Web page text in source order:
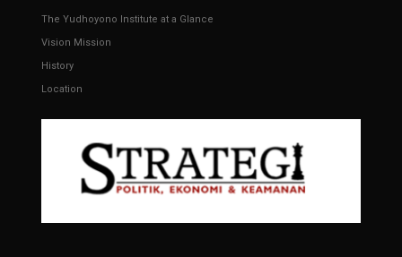
The Yudhoyono Institute at a Glance
Vision Mission
History
Location